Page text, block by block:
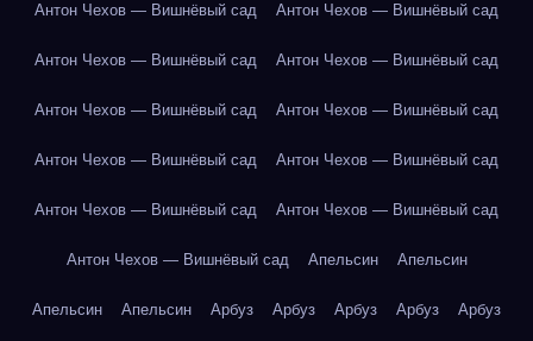
Антон Чехов — Вишнёвый сад Антон Чехов — Вишнёвый сад
Антон Чехов — Вишнёвый сад Антон Чехов — Вишнёвый сад
Антон Чехов — Вишнёвый сад Антон Чехов — Вишнёвый сад
Антон Чехов — Вишнёвый сад Антон Чехов — Вишнёвый сад
Антон Чехов — Вишнёвый сад Антон Чехов — Вишнёвый сад
Антон Чехов — Вишнёвый сад Апельсин Апельсин
Апельсин Апельсин Арбуз Арбуз Арбуз Арбуз Арбуз